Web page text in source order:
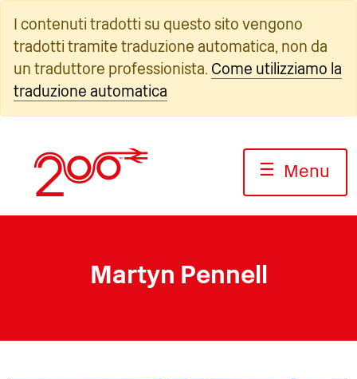
contenuto
I contenuti tradotti su questo sito vengono
tradotti tramite traduzione automatica, non da
un traduttore professionista. Come utilizziamo la
traduzione automatica
☰ Menu
Martyn Pennell